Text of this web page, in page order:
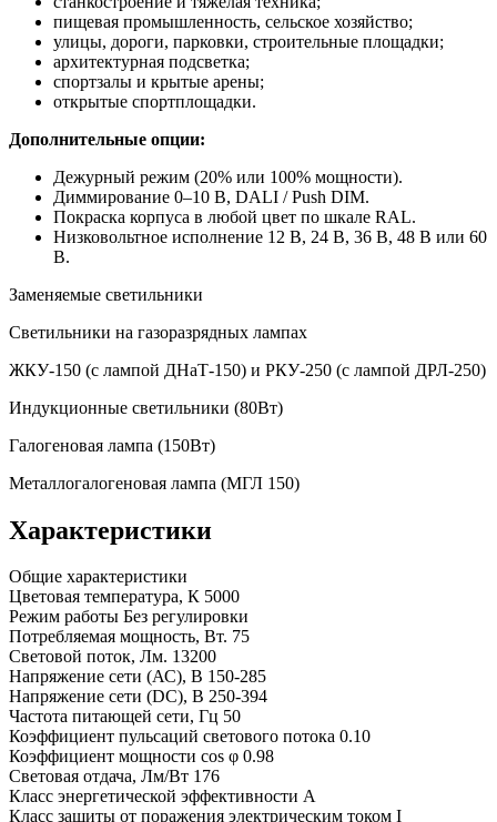
пищевая промышленность, сельское хозяйство;
улицы, дороги, парковки, строительные площадки;
архитектурная подсветка;
спортзалы и крытые арены;
открытые спортплощадки.
Дополнительные опции:
Дежурный режим (20% или 100% мощности).
Диммирование 0–10 В, DALI / Push DIM.
Покраска корпуса в любой цвет по шкале RAL.
Низковольтное исполнение 12 В, 24 В, 36 В, 48 В или 60
В.
Заменяемые светильники
Светильники на газоразрядных лампах
ЖКУ-150 (с лампой ДНаТ-150) и РКУ-250 (с лампой ДРЛ-250)
Индукционные светильники (80Вт)
Галогеновая лампа (150Вт)
Металлогалогеновая лампа (МГЛ 150)
Характеристики
Общие характеристики
Цветовая температура, К 5000
Режим работы Без регулировки
Потребляемая мощность, Вт. 75
Световой поток, Лм. 13200
Напряжение сети (АС), В 150-285
Напряжение сети (DC), В 250-394
Частота питающей сети, Гц 50
Коэффициент пульсаций светового потока 0.10
Коэффициент мощности cos φ 0.98
Световая отдача, Лм/Вт 176
Класс энергетической эффективности A
Класс защиты от поражения электрическим током I